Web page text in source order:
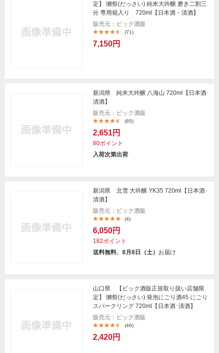
定】 獺祭(だっさい) 純米大吟醸 磨き二割三
分 専用箱入り 720ml【日本酒・清酒】
販売元：ビック酒販
(71)
7,150円
新潟県 純米大吟醸 八海山 720ml【日本酒･
清酒】
販売元：ビック酒販
(65)
2,651円
80ポイント
入荷次第出荷
新潟県 北雪 大吟醸 YK35 720ml【日本酒･
清酒】
販売元：ビック酒販
(4)
6,050円
182ポイント
送料無料、8月8日（土） お届け
山口県 【ビック酒販正規取り扱い店舗限
定】 獺祭(だっさい) 発泡にごり酒45 にごり
スパークリング 720ml【日本酒･清酒】
販売元：ビック酒販
(46)
2,420円